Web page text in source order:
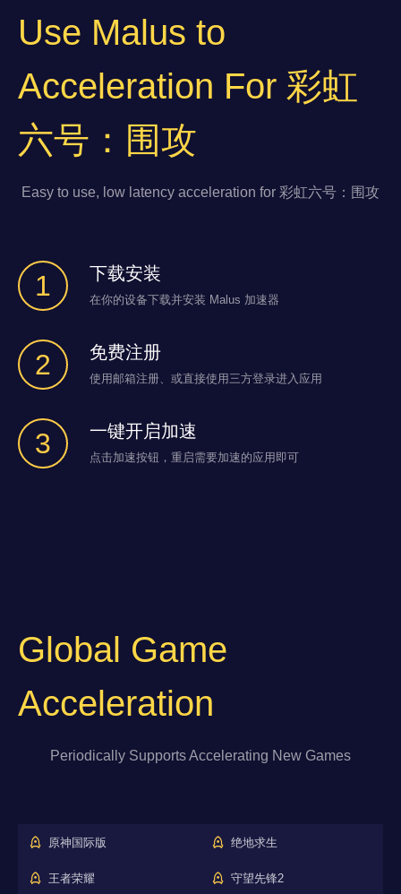
Use Malus to
Acceleration For 彩虹
六号：围攻
Easy to use, low latency acceleration for 彩虹六号：围攻
1 下载安装
在你的设备下载并安装 Malus 加速器
2 免费注册
使用邮箱注册、或直接使用三方登录进入应用
3 一键开启加速
点击加速按钮，重启需要加速的应用即可
Global Game
Acceleration
Periodically Supports Accelerating New Games
原神国际版 绝地求生
王者荣耀 守望先锋2